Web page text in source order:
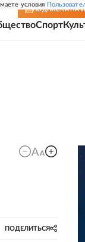
условия
ПОДПИСКА НА
Спорт
ПОДЕЛИТЬСЯ